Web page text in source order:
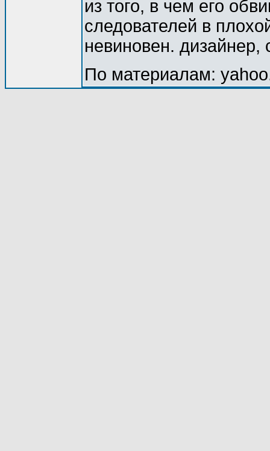
из того, в чем его
следователей в
невиновен. дизайнер,
По материалам: